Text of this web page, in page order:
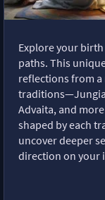
Explore your
paths. This
reflections from
Advaita, and
shaped by each
uncover deeper
direction on your